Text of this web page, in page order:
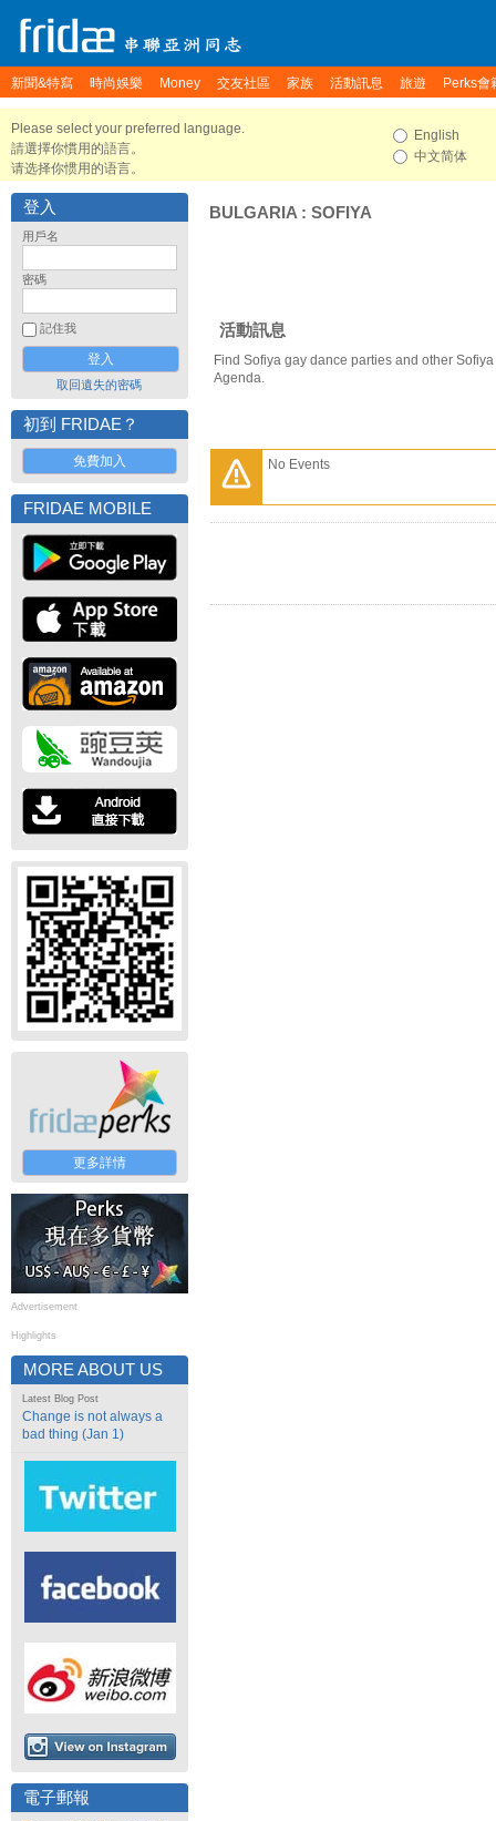
新聞&特寫 時尚娛樂 Money 交友社區 家族 活動訊息 旅遊 Perks會
Please select your preferred language.
請選擇你慣用的語言。
请选择你惯用的语言。
English
中文简体
登入
用戶名
密碼
記住我
取回遺失的密碼
初到 FRIDAE？
免費加入
FRIDAE MOBILE
更多詳情
Advertisement
Highlights
MORE ABOUT US
Latest Blog Post
Change is not always a
bad thing (Jan 1)
電子郵報
BULGARIA : SOFIYA
活動訊息
Find Sofiya gay dance parties and other
Agenda.
No Events